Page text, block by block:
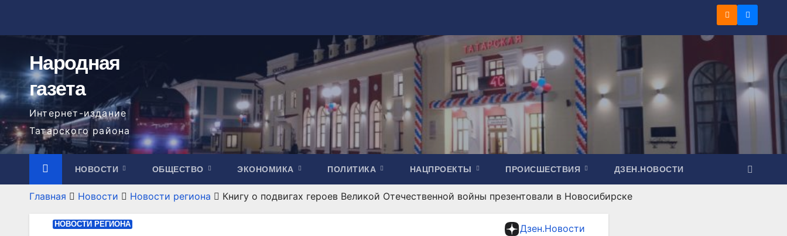
содержимому
Народная
газета
Интернет-издание
Татарского района
НОВОСТИ ОБЩЕСТВО ЭКОНОМИКА ПОЛИТИКА НАЦПРОЕКТЫ ПРОИСШЕСТВИЯ ДЗЕН.НОВОСТИ
Главная Новости Новости региона Книгу о подвигах героев Великой Отечественной войны презентовали в Новосибирске
Дзен.Новости
НОВОСТИ РЕГИОНА